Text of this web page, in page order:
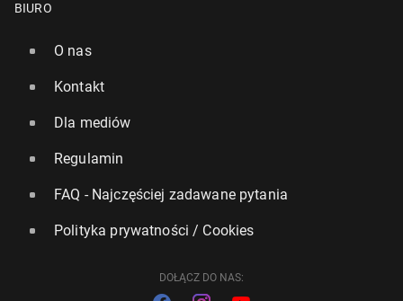
Rwanda dostała jeszcze 100 mln funtów, choć nie
BIURO
O nas
Kontakt
Dla mediów
Regulamin
FAQ - Najczęściej zadawane pytania
Polityka prywatności / Cookies
DOŁĄCZ DO NAS: